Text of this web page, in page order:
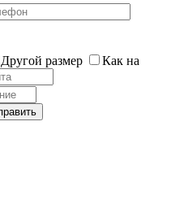
Другой размер
Как на